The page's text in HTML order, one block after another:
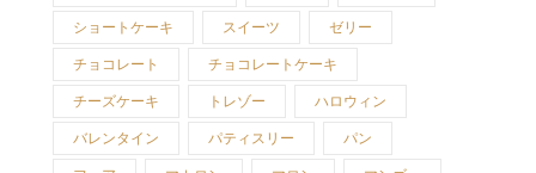
ショートケーキ スイーツ ゼリー
チョコレート チョコレートケーキ
チーズケーキ トレゾー ハロウィン
バレンタイン パティスリー パン